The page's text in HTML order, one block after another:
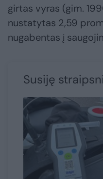
girtas vyras (gim.
nustatytas 2,59
nugabentas į
Susiję